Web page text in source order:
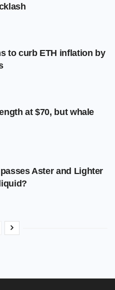
to curb ETH inflation by
at $70, but whale
Aster and Lighter